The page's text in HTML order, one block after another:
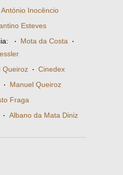
António Inocêncio
Esteves
· Mota da Costa ·
Queiroz · Cinedex
· Manuel Queiroz
Fraga
· Albano da Mata Diniz